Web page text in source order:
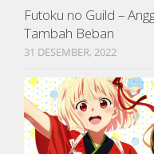
Futoku no Guild –
Tambah Beban
31 DESEMBER, 2022